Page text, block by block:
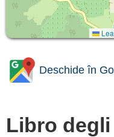
Deschide în
Libro